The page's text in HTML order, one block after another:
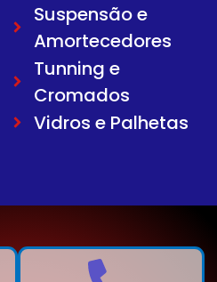
Suspensão e
Amortecedores
Tunning e
Cromados
Vidros e Palhetas